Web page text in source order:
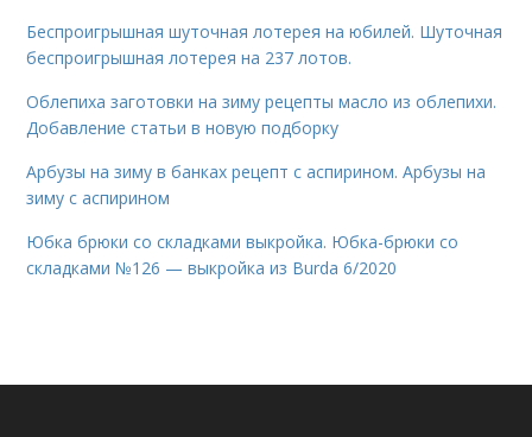
Беспроигрышная шуточная лотерея на юбилей. Шуточная
беспроигрышная лотерея на 237 лотов.
Облепиха заготовки на зиму рецепты масло из облепихи.
Добавление статьи в новую подборку
Арбузы на зиму в банках рецепт с аспирином. Арбузы на
зиму с аспирином
Юбка брюки со складками выкройка. Юбка-брюки со
складками №126 — выкройка из Burda 6/2020